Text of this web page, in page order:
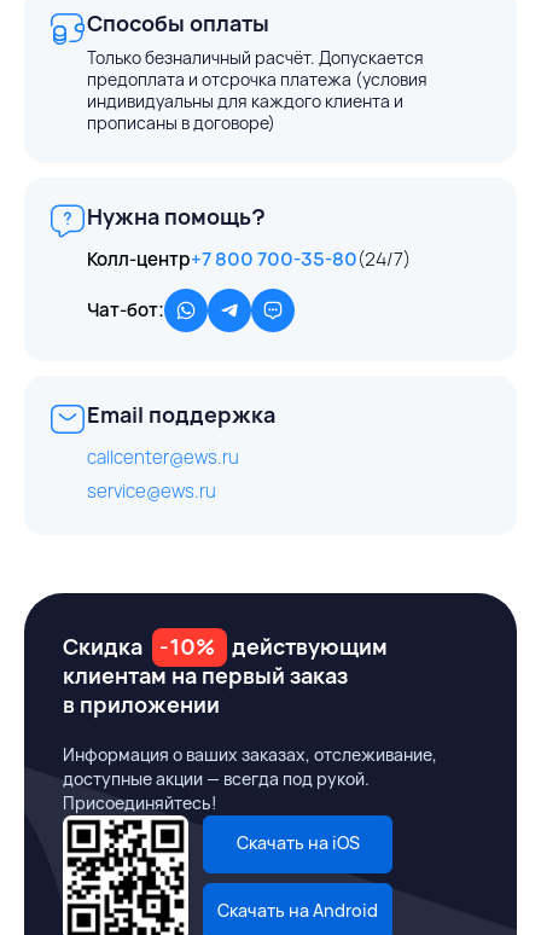
Способы оплаты
Только безналичный расчёт. Допускается
предоплата и отсрочка платежа (условия
индивидуальны для каждого клиента и
прописаны в договоре)
Нужна помощь?
Колл-центр+7 800 700-35-80(24/7)
Чат-бот:
Email поддержка
callcenter@ews.ru
service@ews.ru
Скидка -10%
действующим
клиентам на первый заказ
в приложении
Информация о ваших заказах, отслеживание,
доступные акции — всегда под рукой.
Присоединяйтесь!
Скачать на iOS
Скачать на Android